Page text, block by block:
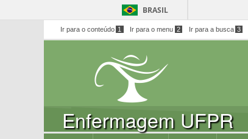
BRASIL
Ir para o conteúdo 1 Ir para o menu 2 Ir para a busca 3
Enfermagem UFPR